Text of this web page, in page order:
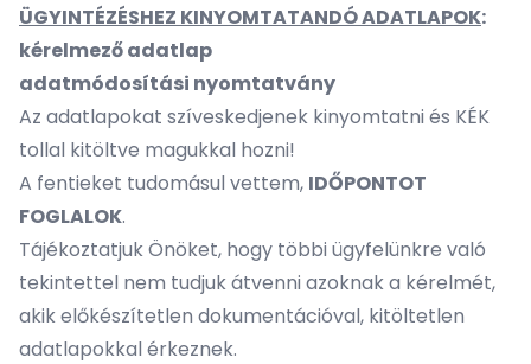
ÜGYINTÉZÉSHEZ KINYOMTATANDÓ ADATLAPOK:
kérelmező adatlap
adatmódosítási nyomtatvány
Az adatlapokat szíveskedjenek kinyomtatni és KÉK
tollal kitöltve magukkal hozni!
A fentieket tudomásul vettem, IDŐPONTOT
FOGLALOK.
Tájékoztatjuk Önöket, hogy többi ügyfelünkre való
tekintettel nem tudjuk átvenni azoknak a kérelmét,
akik előkészítetlen dokumentációval, kitöltetlen
adatlapokkal érkeznek.